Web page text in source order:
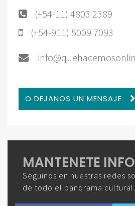
(+54-11) 4803 2389
(+54-911) 5009 7093
O DEJANOS UN MENSAJE
MANTENETE
Seguinos en nuestras redes
de todo el panorama cultural.